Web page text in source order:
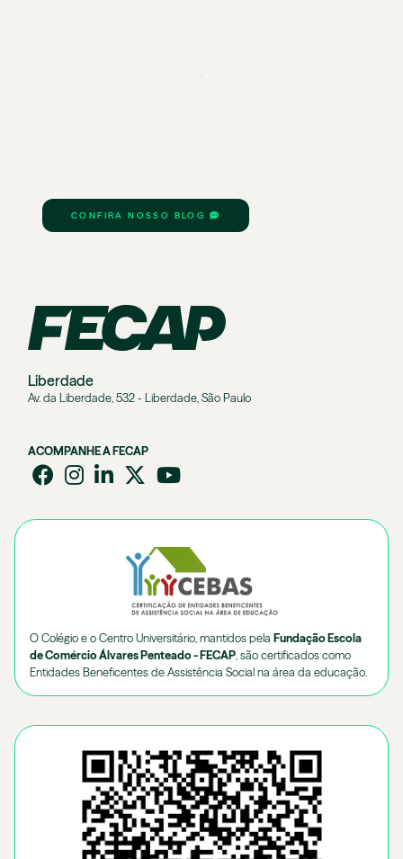
CONFIRA NOSSO BLOG
Liberdade
Av. da Liberdade, 532 - Liberdade, São Paulo
ACOMPANHE A FECAP
O Colégio e o Centro Universitário, mantidos pela Fundação Escola
de Comércio Álvares Penteado - FECAP , são certificados como
Entidades Beneficentes de Assistência Social na área da educação.